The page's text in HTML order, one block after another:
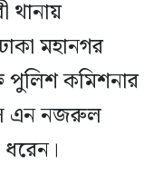
থানায়
মহানগর
পুলিশ কমিশনার
এন নজরুল